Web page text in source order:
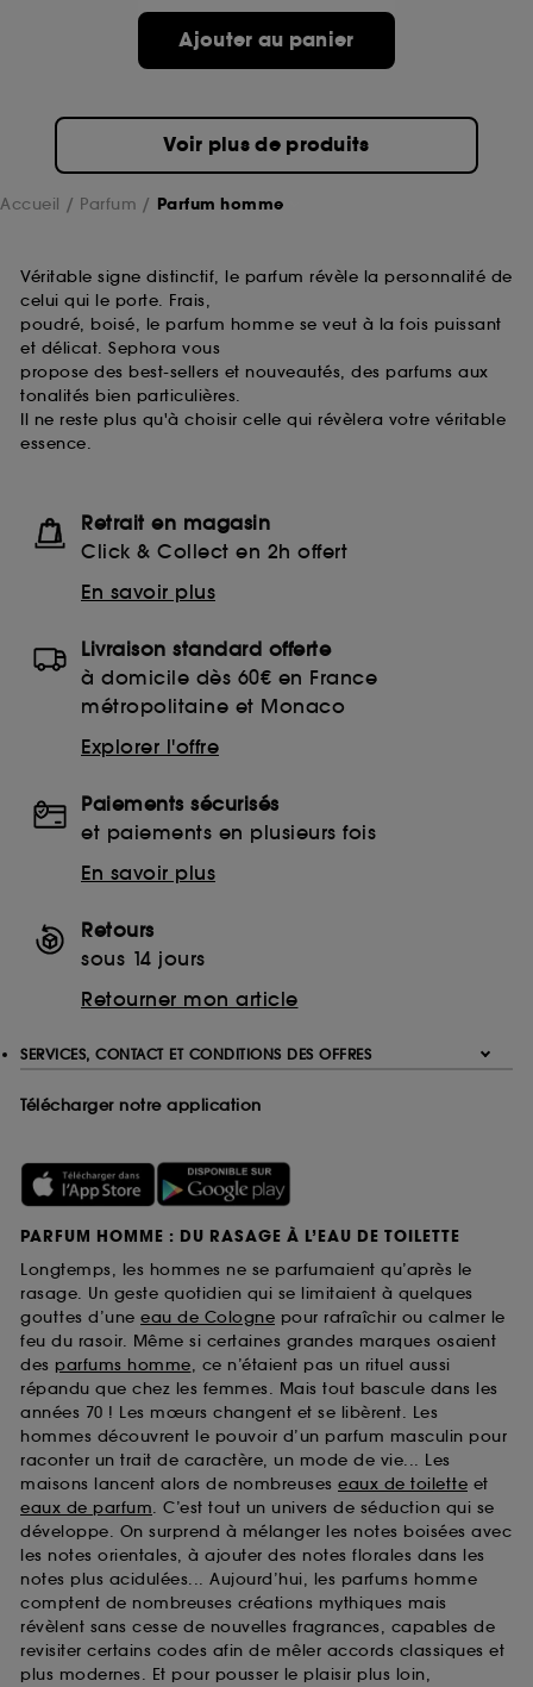
Ajouter au panier
Voir plus de produits
Accueil Parfum Parfum homme
Véritable signe distinctif, le parfum révèle la personnalité de
celui qui le porte. Frais,
poudré, boisé, le parfum homme se veut à la fois puissant
et délicat. Sephora vous
propose des best-sellers et nouveautés, des parfums aux
tonalités bien particulières.
Il ne reste plus qu'à choisir celle qui révèlera votre véritable
essence.
Retrait en magasin
Click & Collect en 2h offert
En savoir plus
Livraison standard offerte
à domicile dès 60€ en France
métropolitaine et Monaco
Explorer l'offre
Paiements sécurisés
et paiements en plusieurs fois
En savoir plus
Retours
sous 14 jours
Retourner mon article
SERVICES, CONTACT ET CONDITIONS DES OFFRES
Télécharger notre application
PARFUM HOMME : DU RASAGE À L’EAU DE TOILETTE
Longtemps, les hommes ne se parfumaient qu’après le
rasage. Un geste quotidien qui se limitaient à quelques
gouttes d’une eau de Cologne pour rafraîchir ou calmer le
feu du rasoir. Même si certaines grandes marques osaient
des parfums homme, ce n’étaient pas un rituel aussi
répandu que chez les femmes. Mais tout bascule dans les
années 70 ! Les mœurs changent et se libèrent. Les
hommes découvrent le pouvoir d’un parfum masculin pour
raconter un trait de caractère, un mode de vie... Les
maisons lancent alors de nombreuses eaux de toilette et
eaux de parfum. C’est tout un univers de séduction qui se
développe. On surprend à mélanger les notes boisées avec
les notes orientales, à ajouter des notes florales dans les
notes plus acidulées... Aujourd’hui, les parfums homme
comptent de nombreuses créations mythiques mais
révèlent sans cesse de nouvelles fragrances, capables de
revisiter certains codes afin de mêler accords classiques et
plus modernes. Et pour pousser le plaisir plus loin,